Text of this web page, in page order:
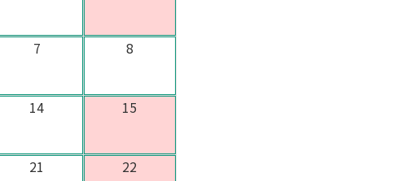
7 8
14 15
21 22